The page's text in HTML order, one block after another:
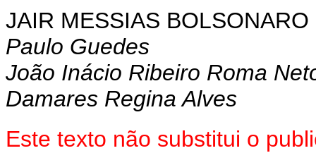
JAIR MESSIAS BOLSONARO
Paulo Guedes
João Inácio Ribeiro Roma
Damares Regina Alves
Este texto não substitui o